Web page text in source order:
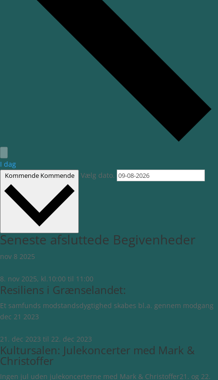
I dag
Kommende Kommende Vælg dato.
Seneste afsluttede Begivenheder
nov 8 2025
8. nov 2025, kl.10:00 til 11:00
Resiliens i Grænselandet:
Et samfunds modstandsdygtighed skabes bl.a. gennem modgang
dec 21 2023
21. dec 2023 til 22. dec 2023
Kultursalen: Julekoncerter med Mark &
Christoffer
Ingen jul uden julekoncerterne med Mark & Christoffer21. og 22.